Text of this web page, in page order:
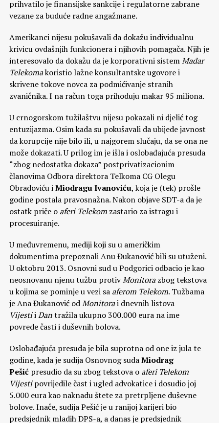
prihvatilo je finansijske sankcije i regulatorne zabrane
vezane za buduće radne angažmane.
Amerikanci nijesu pokušavali da dokažu individualnu
krivicu ovdašnjih funkcionera i njihovih pomagača. Njih je
interesovalo da dokažu da je korporativni sistemMađar
Telekomakoristio lažne konsultantske ugovore i
skrivene tokove novca za podmićivanje stranih
zvaničnika. I na račun toga prihoduju makar 95 miliona.
U crnogorskom tužilaštvu nijesu pokazali ni djelić tog
entuzijazma. Osim kada su pokušavali da ubijede javnost
da korupcije nije bilo ili, u najgorem slučaju, da se ona ne
može dokazati. U prilog im je išla i oslobađajuća presuda
“zbog nedostatka dokaza” postprivatizacionim
članovima Odbora direktora Telkoma CG Olegu
Obradoviću iMiodragu Ivanoviću, koja je (tek) prošle
godine postala pravosnažna. Nakon objave SDT-a da je
ostatk priče o aferi Telekomzastario za istragu i
procesuiranje.
U međuvremenu, mediji koji su u američkim
dokumentima prepoznali Anu Đukanović bili su utuženi.
U oktobru 2013. Osnovni sud u Podgorici odbacio je kao
neosnovanu njenu tužbu protivMonitorazbog tekstova
u kojima se pominje u vezi sa aferom Telekom. Tužbama
je Ana Đukanović odMonitorai dnevnih listova
VijestiiDantražila ukupno 300.000 eura na ime
povrede časti i duševnih bolova.
Oslobađajuća presuda je bila suprotna od one iz jula te
godine, kada je sudija Osnovnog sudaMiodrag
Pešićpresudio da su zbog tekstova o aferi Telekom
Vijestipovrijedile čast i ugled advokatice i dosudio joj
5.000 eura kao naknadu štete za pretrpljene duševne
bolove. Inače, sudija Pešić je u ranijoj karijeri bio
predsjednik mladih DPS-a, a danas je predsjednik